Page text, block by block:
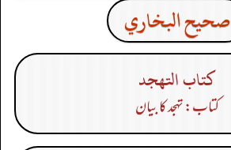
صحيح البخاري
كتاب التهجد
کتاب: تہجد کا بیان